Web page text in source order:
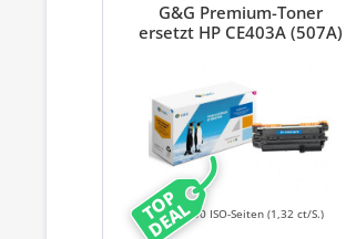
TOP
DEAL
G&G Premium-Toner
ersetzt HP CE403A (507A)
6000 ISO-Seiten(1,32 ct/S.)